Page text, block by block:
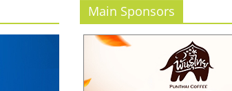
Main Sponsors